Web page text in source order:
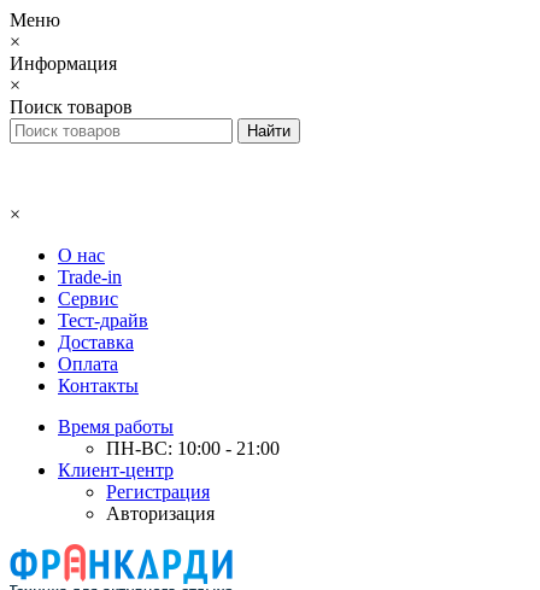
Меню
×
Информация
×
Поиск товаров
×
О нас
Trade-in
Сервис
Тест-драйв
Доставка
Оплата
Контакты
Время работы
ПН-ВС: 10:00 - 21:00
Клиент-центр
Регистрация
Авторизация